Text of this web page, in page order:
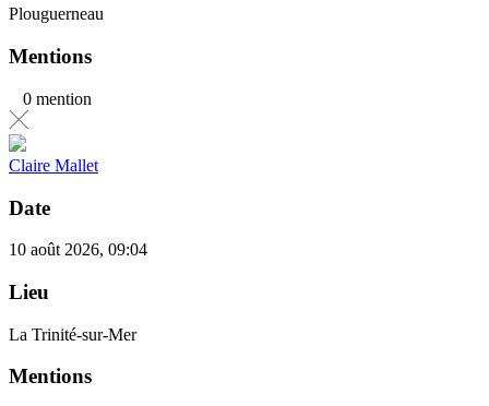
Plouguerneau
Mentions
0 mention
Claire Mallet
Date
10 août 2026, 09:04
Lieu
La Trinité-sur-Mer
Mentions